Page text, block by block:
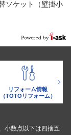
ソケット（壁掛小
リフォーム情報
（TOTOリフォーム）
小数点以下は四捨五